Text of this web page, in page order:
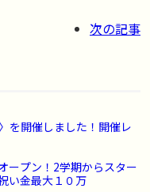
次の記事
を開催しました！開催レ
ープン！2学期からスター
い金最大１０万